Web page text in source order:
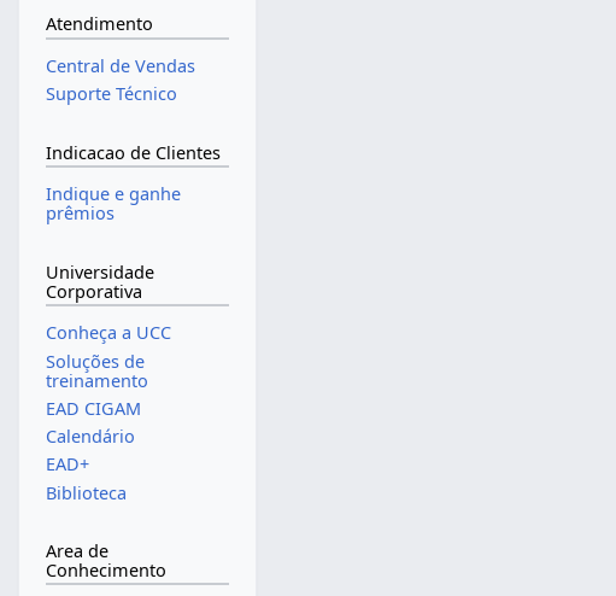
Atendimento
Central de Vendas
Suporte Técnico
Indicacao de Clientes
Indique e ganhe
prêmios
Universidade
Corporativa
Conheça a UCC
Soluções de
treinamento
EAD CIGAM
Calendário
EAD+
Biblioteca
Area de
Conhecimento